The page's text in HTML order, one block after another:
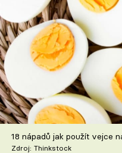
Recepty
Články
TV Program
Škola vaření
Recepty z TV
18 nápadů jak použít vejce
Zdroj: Thinkstock